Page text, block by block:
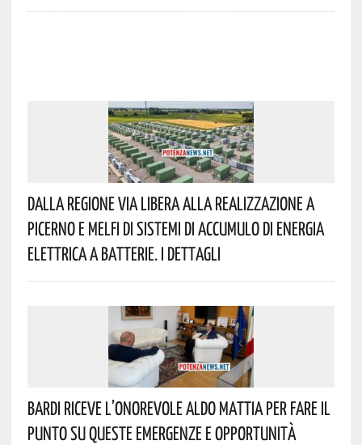
Dalla Regione Via Libera Alla Realizzazione A
Picerno E Melfi Di Sistemi Di Accumulo Di Energia
Elettrica A Batterie. I Dettagli
Bardi Riceve L’onorevole Aldo Mattia Per Fare Il
Punto Su Queste Emergenze E Opportunità